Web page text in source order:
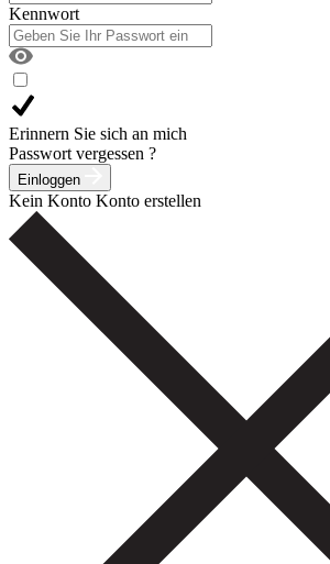
Kennwort
Erinnern Sie sich an mich
Passwort vergessen ?
Einloggen
Kein Konto Konto erstellen